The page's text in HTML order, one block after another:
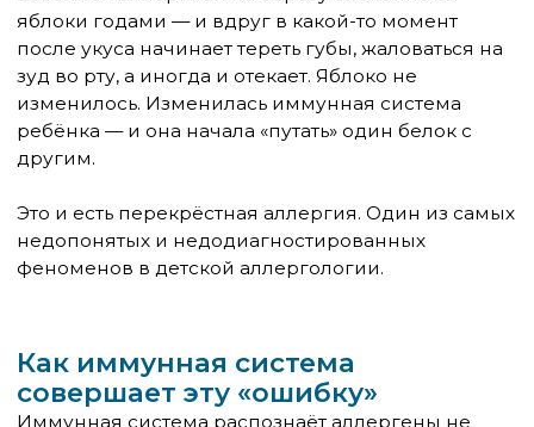
встречаются у совершенно разных источников: у
пыльцы берёзы и у яблок, у латекса и у авокадо, у
клещей домашней пыли и у морепродуктов.
Когда иммунная система ребёнка
сенсибилизирована к берёзовой пыльце — она
запомнила конкретный белок Bet v 1. Это главный
яблоко, его иммунная система встречает белок
потому что это один и тот же белок, а потому что
они достаточно похожи, чтобы вызвать реакцию.
Это называется молекулярной мимикрией. И она